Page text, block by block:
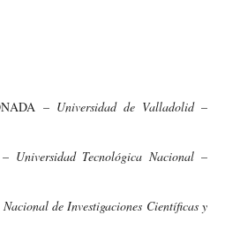
– Universidad de Valladolid–
Universidad Tecnológica Nacional–
Nacional de Investigaciones Científicas y